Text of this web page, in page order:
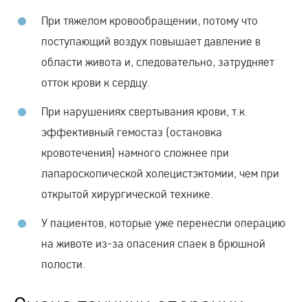
При тяжелом кровообращении, потому что
поступающий воздух повышает давление в
области живота и, следовательно, затрудняет
отток крови к сердцу.
При нарушениях свертывания крови, т.к.
эффективный гемостаз (остановка
кровотечения) намного сложнее при
лапароскопической холецистэктомии, чем при
открытой хирургической технике.
У пациентов, которые уже перенесли операцию
на животе из-за опасения спаек в брюшной
полости.